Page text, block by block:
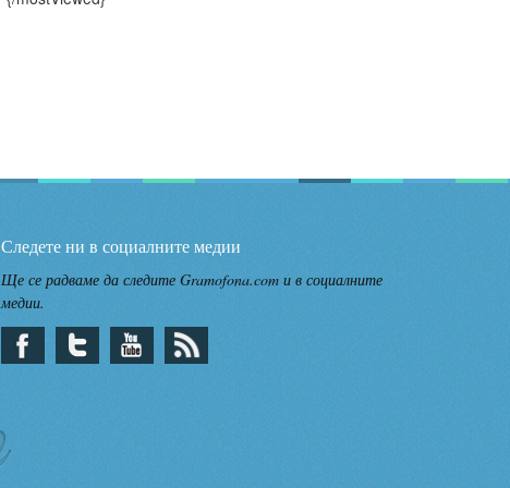
Следете ни в социалните медии
Ще се радваме да следите Gramofona.com и в социалните
медии.